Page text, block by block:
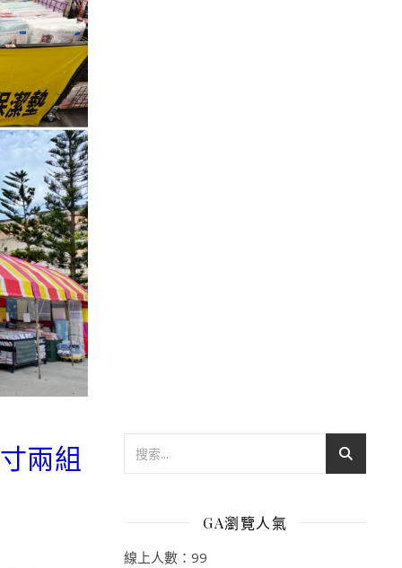
兩組
GA瀏覽人氣
線上人數：99